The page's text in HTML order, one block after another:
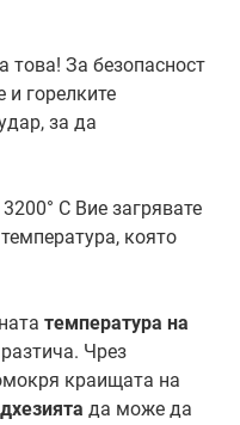
това! За безопасност
и горелките
за да
C Вие загрявате
която
температура на
Чрез
краищата на
да може да